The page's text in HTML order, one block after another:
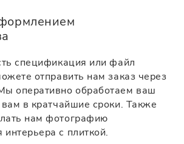
спецификация или файл
отправить нам заказ через
оперативно обработаем ваш
вам в кратчайшие сроки. Также
нам фотографию
с плиткой.